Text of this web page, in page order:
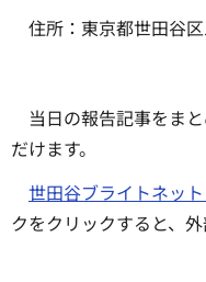
住所：東京都世田谷
当日の報告記事をま
だけます。
世田谷ブライトネッ
クをクリックすると、